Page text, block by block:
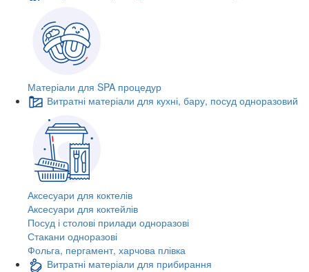
Матеріали для SPA процедур
Витратні матеріали для кухні, бару, посуд одноразовий
Аксесуари для коктелів
Аксесуари для коктейлів
Посуд і столові прилади одноразові
Стакани одноразові
Фольга, пергамент, харчова плівка
Витратні матеріали для прибирання